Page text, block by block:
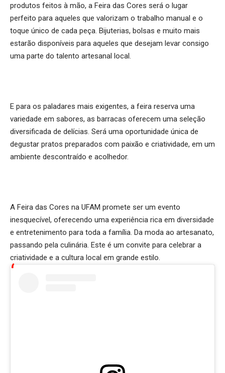
produtos feitos à mão, a Feira das Cores será o lugar
perfeito para aqueles que valorizam o trabalho manual e o
toque único de cada peça. Bijuterias, bolsas e muito mais
estarão disponíveis para aqueles que desejam levar consigo
uma parte do talento artesanal local.
E para os paladares mais exigentes, a feira reserva uma
variedade em sabores, as barracas oferecem uma seleção
diversificada de delícias. Será uma oportunidade única de
degustar pratos preparados com paixão e criatividade, em um
ambiente descontraído e acolhedor.
A Feira das Cores na UFAM promete ser um evento
inesquecível, oferecendo uma experiência rica em diversidade
e entretenimento para toda a família. Da moda ao artesanato,
passando pela culinária. Este é um convite para celebrar a
criatividade e a cultura local em grande estilo.